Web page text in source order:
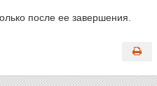
после ее завершения.